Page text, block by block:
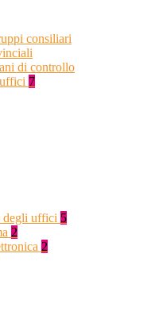
consiliari
di controllo
7
degli uffici 5
2
2